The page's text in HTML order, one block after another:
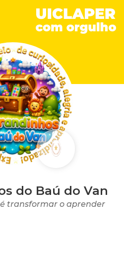
do Baú do Van
transformar o aprender